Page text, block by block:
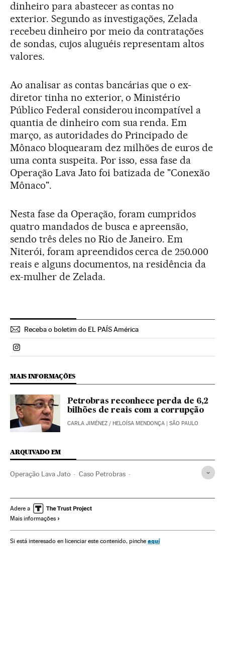
dinheiro para abastecer as contas no
exterior. Segundo as investigações, Zelada
recebeu dinheiro por meio da contratações
de sondas, cujos aluguéis representam altos
valores.
Ao analisar as contas bancárias que o ex-
diretor tinha no exterior, o Ministério
Público Federal considerou incompatível a
quantia de dinheiro com sua renda. Em
março, as autoridades do Principado de
Mônaco bloquearam dez milhões de euros de
uma conta suspeita. Por isso, essa fase da
Operação Lava Jato foi batizada de "Conexão
Mônaco".
Nesta fase da Operação, foram cumpridos
quatro mandados de busca e apreensão,
sendo três deles no Rio de Janeiro. Em
Niterói, foram apreendidos cerca de 250.000
reais e alguns documentos, na residência da
ex-mulher de Zelada.
Receba o boletim do EL PAÍS América
Politica El País Brasil en Instagram
MAIS INFORMAÇÕES
Petrobras reconhece perda de 6,2
bilhões de reais com a corrupção
CARLA JIMÉNEZ / HELOÍSA MENDONÇA | SÃO PAULO
ARQUIVADO EM
Operação Lava Jato Caso Petrobras
Corrupção política Lavagem dinheiro
Polícia Federal
Corrupção Financiamento partidos Brasil
Adere a
Mais informações
Si está interesado en licenciar este contenido, pinche aquí